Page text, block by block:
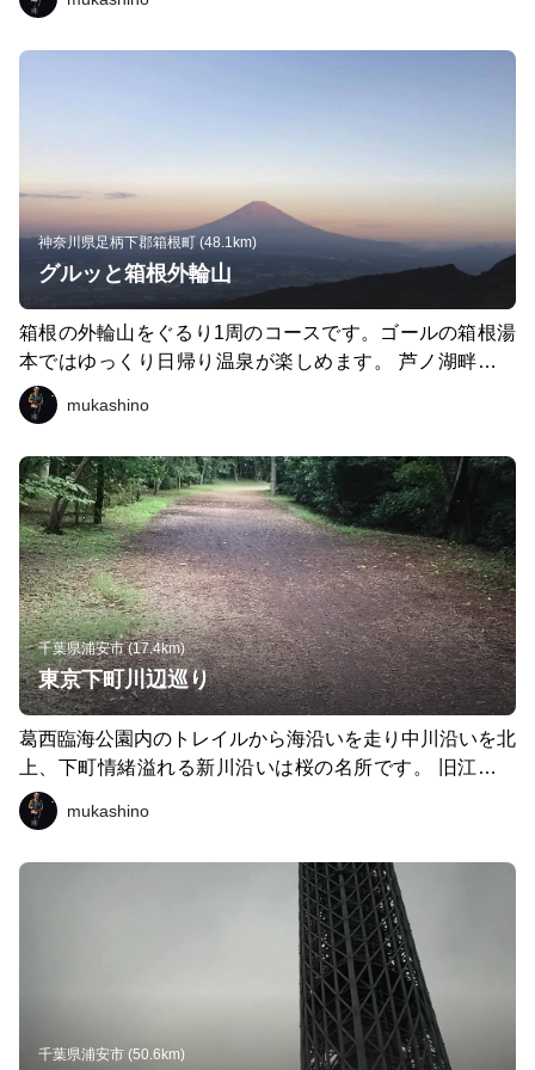
すゴールの秩父では銭湯とビールが待ってます。
神奈川県足柄下郡箱根町 (48.1km)
グルッと箱根外輪山
箱根の外輪山をぐるり1周のコースです。ゴールの箱根湯
本ではゆっくり日帰り温泉が楽しめます。 芦ノ湖畔のコ
ンビニや金時山山頂の茶屋が程よい間隔でエイド代わりに
なります。 芦ノ湖スカイラインからの眺めは絶景です
mukashino
千葉県浦安市 (17.4km)
東京下町川辺巡り
葛西臨海公園内のトレイルから海沿いを走り中川沿いを北
上、下町情緒溢れる新川沿いは桜の名所です。 旧江戸川
に出て浦安境川沿いまで東京の下町川沿い巡りが楽しめる
コースです。 ランステには浦安の松の湯が便利です。
mukashino
千葉県浦安市 (50.6km)